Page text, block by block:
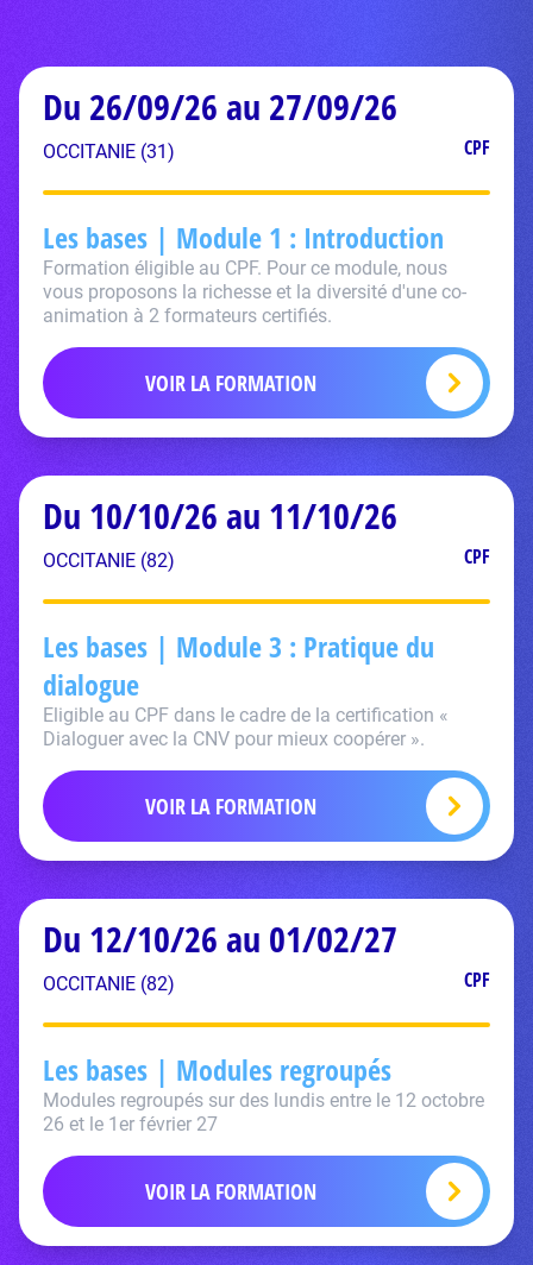
Du 26/09/26 au 27/09/26
OCCITANIE (31) CPF
Les bases | Module 1 : Introduction
Formation éligible au CPF. Pour ce module, nous
vous proposons la richesse et la diversité d'une co-
animation à 2 formateurs certifiés.
VOIR LA FORMATION
Du 10/10/26 au 11/10/26
OCCITANIE (82) CPF
Les bases | Module 3 : Pratique du
dialogue
Eligible au CPF dans le cadre de la certification «
Dialoguer avec la CNV pour mieux coopérer ».
VOIR LA FORMATION
Du 12/10/26 au 01/02/27
OCCITANIE (82) CPF
Les bases | Modules regroupés
Modules regroupés sur des lundis entre le 12 octobre
26 et le 1er février 27
VOIR LA FORMATION